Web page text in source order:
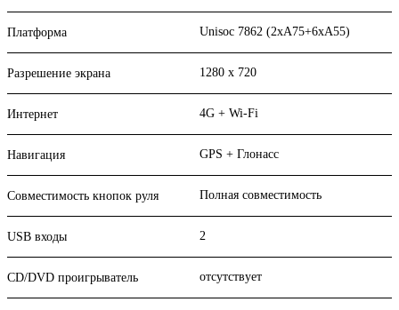
Платформа Unisoc 7862 (2xA75+6xA55)
Разрешение экрана 1280 x 720
Интернет 4G + Wi-Fi
Навигация GPS + Глонасс
Совместимость кнопок руля Полная совместимость
USB входы 2
CD/DVD проигрыватель отсутствует